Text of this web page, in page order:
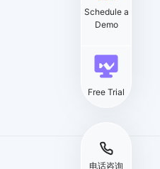
Schedule a
Demo
Free Trial
电话咨询